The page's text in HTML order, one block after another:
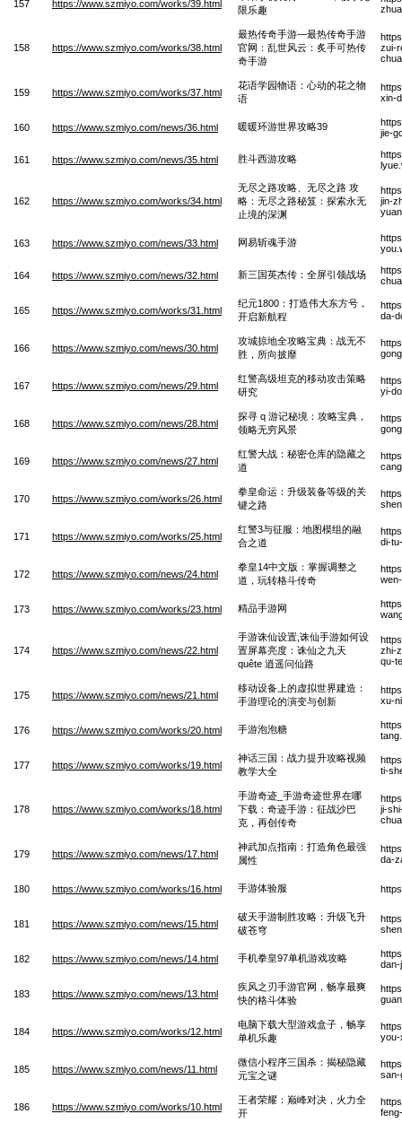
157 https://www.szmiyo.com/works/39.html
限乐趣
158 https://www.szmiyo.com/works/38.html
最热传奇手游—最热传奇手游
官网：乱世风云：炙手可热传
奇手游
zui-
159 https://www.szmiyo.com/works/37.html
花语学园物语：心动的花之物
语
xin-
160 https://www.szmiyo.com/news/36.html 暖暖环游世界攻略39
jie-
161 https://www.szmiyo.com/news/35.html 胜斗西游攻略
162 https://www.szmiyo.com/works/34.html
无尽之路攻略、无尽之路 攻
略：无尽之路秘笈：探索永无
止境的深渊
jin-
163 https://www.szmiyo.com/news/33.html 网易斩魂手游
164 https://www.szmiyo.com/news/32.html 新三国英杰传：全屏引领战场
165 https://www.szmiyo.com/works/31.html
纪元1800：打造伟大东方号，
开启新航程
da-
166 https://www.szmiyo.com/news/30.html
攻城掠地全攻略宝典：战无不
胜，所向披靡
167 https://www.szmiyo.com/news/29.html
红警高级坦克的移动攻击策略
研究
yi-
168 https://www.szmiyo.com/news/28.html
探寻 q 游记秘境：攻略宝典，
领略无穷风景
169 https://www.szmiyo.com/news/27.html
红警大战：秘密仓库的隐藏之
道
170 https://www.szmiyo.com/works/26.html
拳皇命运：升级装备等级的关
键之路
171 https://www.szmiyo.com/works/25.html
红警3与征服：地图模组的融
合之道
di-
172 https://www.szmiyo.com/news/24.html
拳皇14中文版：掌握调整之
道，玩转格斗传奇
173 https://www.szmiyo.com/works/23.html 精品手游网
174 https://www.szmiyo.com/news/22.html
手游诛仙设置,诛仙手游如何设
置屏幕亮度：诛仙之九天
quête 逍遥问仙路
zhi-
qu-
175 https://www.szmiyo.com/news/21.html
移动设备上的虚拟世界建造：
手游理论的演变与创新
xu-
176 https://www.szmiyo.com/works/20.html 手游泡泡糖
177 https://www.szmiyo.com/works/19.html
神话三国：战力提升攻略视频
教学大全
ti-
178 https://www.szmiyo.com/works/18.html
手游奇迹_手游奇迹世界在哪
下载：奇迹手游：征战沙巴
克，再创传奇
ji-
179 https://www.szmiyo.com/news/17.html
神武加点指南：打造角色最强
属性
da-
180 https://www.szmiyo.com/works/16.html 手游体验服
181 https://www.szmiyo.com/news/15.html
破天手游制胜攻略：升级飞升
破苍穹
182 https://www.szmiyo.com/news/14.html 手机拳皇97单机游戏攻略
dan-
183 https://www.szmiyo.com/news/13.html
疾风之刃手游官网，畅享最爽
快的格斗体验
184 https://www.szmiyo.com/works/12.html
电脑下载大型游戏盒子，畅享
单机乐趣
you-
185 https://www.szmiyo.com/news/11.html
微信小程序三国杀：揭秘隐藏
元宝之谜
san-
186 https://www.szmiyo.com/works/10.html
王者荣耀：巅峰对决，火力全
开